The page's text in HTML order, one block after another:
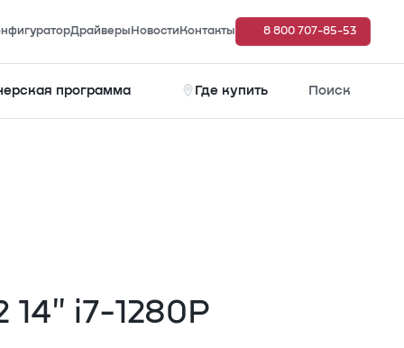
Драйверы Новости Контакты 8 800 707-85-53
программа Где купить Поиск
i7-1280P